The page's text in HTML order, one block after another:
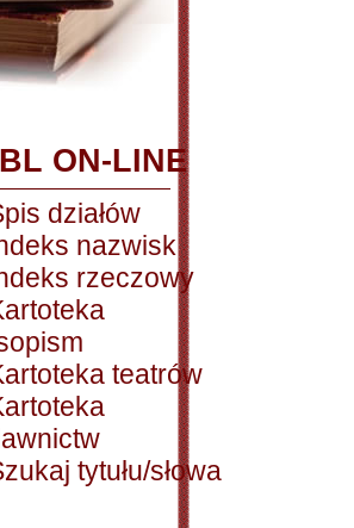
ON-LINE
działów
nazwisk
rzeczowy
teatrów
tytułu/słowa